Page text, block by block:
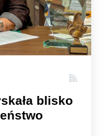
blisko